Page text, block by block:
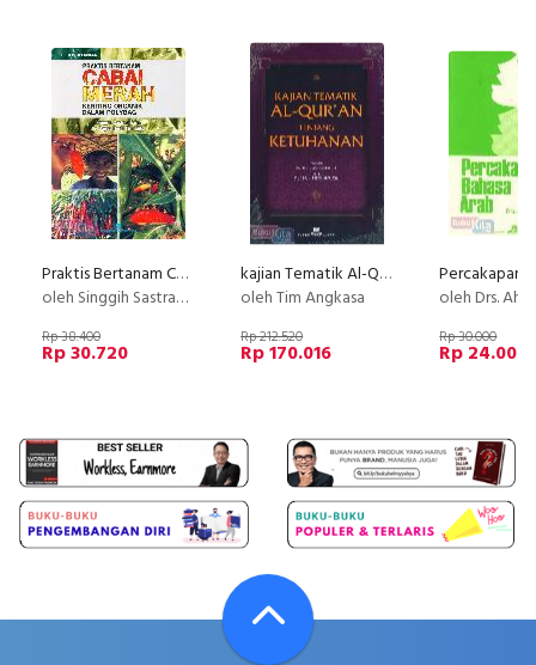
Praktis Bertanam Cabai Merah Keriting Organik Dalam Polybag
oleh Singgih Sastradiharja & Ir Bagus Herdi Firmanto
Rp 38.400
Rp 30.720
kajian Tematik Al-Quran Tentang Ketuhanan
oleh Tim Angkasa
Rp 212.520
Rp 170.016
oleh Drs. Ahmad
Rp 30.000
Rp 24.000